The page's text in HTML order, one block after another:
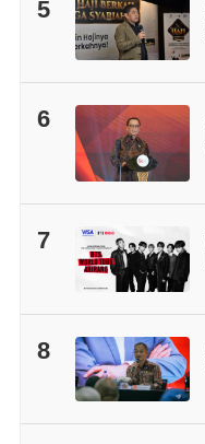
5
6
7
8